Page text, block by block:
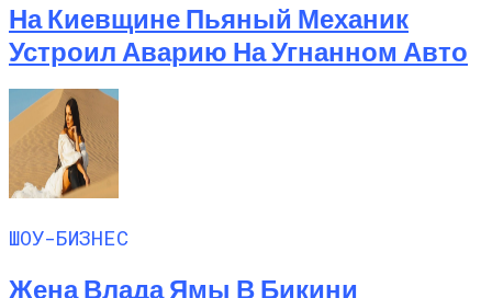
На Киевщине Пьяный Механик
Устроил Аварию На Угнанном Авто
ШОУ-БИЗНЕС
Жена Влада Ямы В Бикини